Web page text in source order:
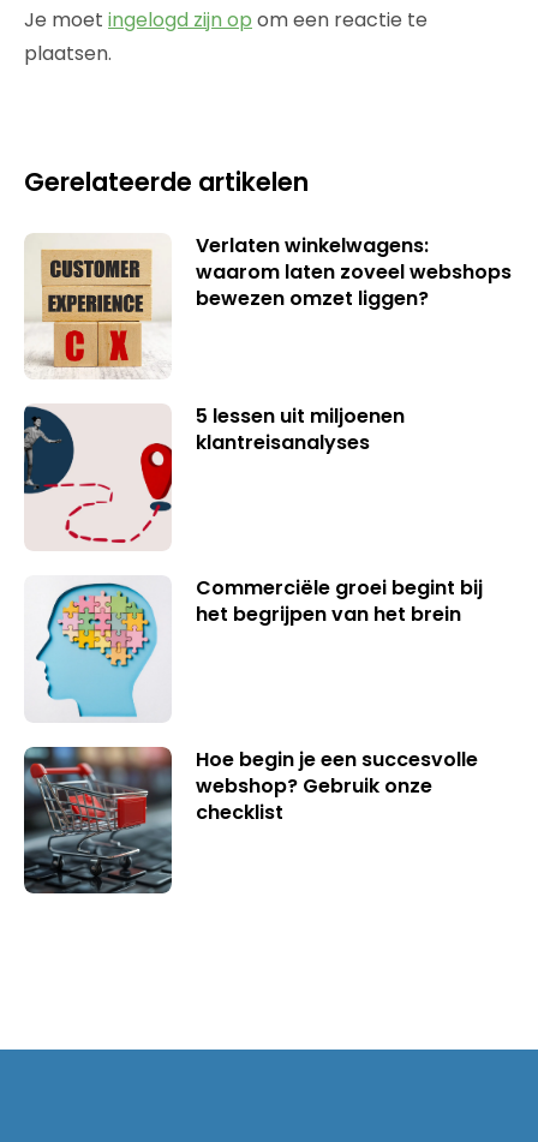
Je moet ingelogd zijn op om een reactie te
plaatsen.
Gerelateerde artikelen
Verlaten winkelwagens:
waarom laten zoveel webshops
bewezen omzet liggen?
5 lessen uit miljoenen
klantreisanalyses
Commerciële groei begint bij
het begrijpen van het brein
Hoe begin je een succesvolle
webshop? Gebruik onze
checklist